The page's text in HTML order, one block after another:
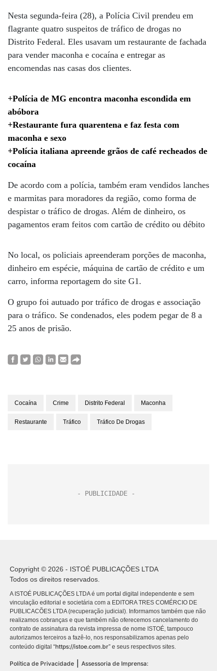
Nesta segunda-feira (28), a Polícia Civil prendeu em
flagrante quatro suspeitos de tráfico de drogas no
Distrito Federal. Eles usavam um restaurante de fachada
para vender maconha e cocaína e entregar as
encomendas nas casas dos clientes.
+Polícia de MG encontra maconha escondida em
abóbora
+Restaurante fura quarentena e faz festa com
maconha e sexo
+Polícia italiana apreende grãos de café recheados de
cocaína
De acordo com a polícia, também eram vendidos lanches
e marmitas para moradores da região, como forma de
despistar o tráfico de drogas. Além de dinheiro, os
pagamentos eram feitos com cartão de crédito ou débito
No local, os policiais apreenderam porções de maconha,
dinheiro em espécie, máquina de cartão de crédito e um
carro, informa reportagem do site G1.
O grupo foi autuado por tráfico de drogas e associação
para o tráfico. Se condenados, eles podem pegar de 8 a
25 anos de prisão.
Cocaína Crime Distrito Federal Maconha
Restaurante Tráfico Tráfico De Drogas
Copyright © 2026 - ISTOÉ PUBLICAÇÕES LTDA
Todos os direitos reservados.
A ISTOÉ PUBLICAÇÕES LTDA é um portal digital independente e sem
vinculação editorial e societária com a EDITORA TRES COMÉRCIO DE
PUBLICACÕES LTDA (recuperação judicial). Informamos também que não
realizamos cobranças e que também não oferecemos cancelamento do
contrato de assinatura da revista impressa de nome ISTOÉ, tampouco
autorizamos terceiros a fazê-lo, nos responsabilizamos apenas pelo
conteúdo digital “https://istoe.com.br” e seus respectivos sites.
Política de Privacidade Assessoria de Imprensa: